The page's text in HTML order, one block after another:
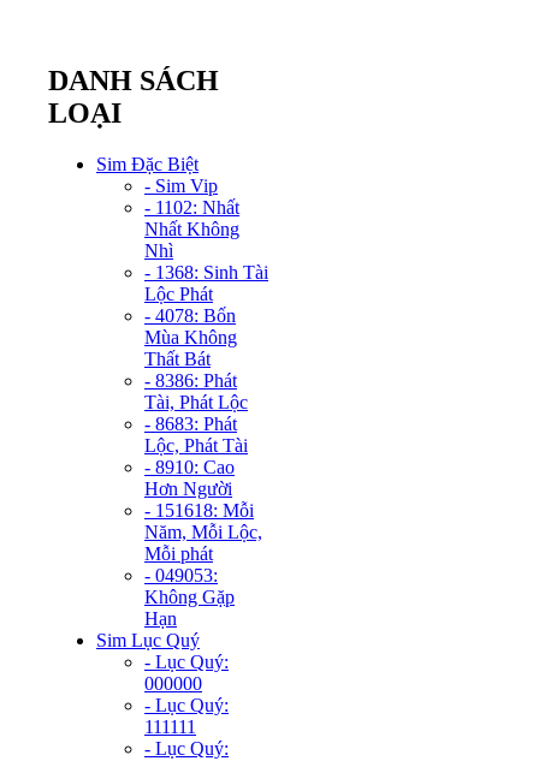
DANH SÁCH
LOẠI
Sim Đặc Biệt
- Sim Vip
- 1102: Nhất
Nhất Không
Nhì
- 1368: Sinh Tài
Lộc Phát
- 4078: Bốn
Mùa Không
Thất Bát
- 8386: Phát
Tài, Phát Lộc
- 8683: Phát
Lộc, Phát Tài
- 8910: Cao
Hơn Người
- 151618: Mỗi
Năm, Mỗi Lộc,
Mỗi phát
- 049053:
Không Gặp
Hạn
Sim Lục Quý
- Lục Quý:
000000
- Lục Quý:
111111
- Lục Quý: